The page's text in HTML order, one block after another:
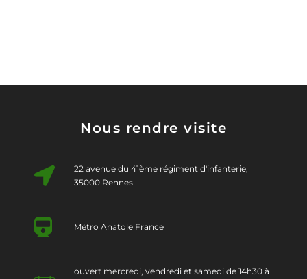
Nous rendre visite
22 avenue du 41ème régiment d'infanterie,
35000 Rennes
Métro Anatole France
ouvert mercredi, vendredi et samedi de 14h30 à